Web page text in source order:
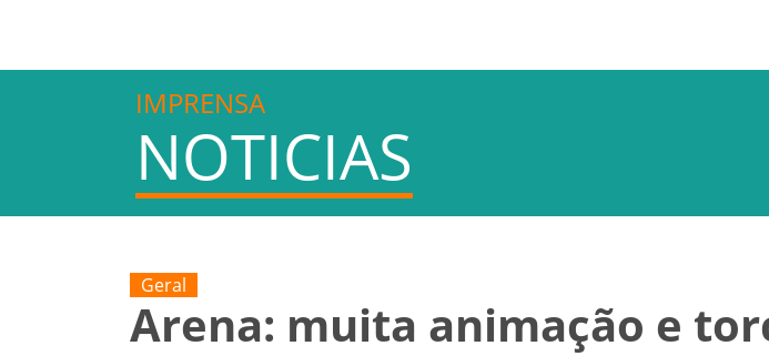
IMPRENSA
NOTICIAS
Geral
Arena: muita animação e